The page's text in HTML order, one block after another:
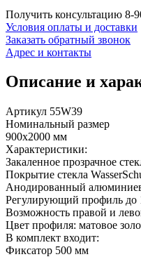
Получить консультацию 8-
Условия оплаты и доставки
Заказать обратный звонок
Адрес и контакты
Описание и
Артикул 55W39
Номинальный размер
900x2000 мм
Характеристики:
Закаленное прозрачное
Покрытие стекла
Анодированный
Регулирующий профиль до
Возможность правой и
Цвет профиля: матовое
В комплект входит:
Фиксатор 500 мм